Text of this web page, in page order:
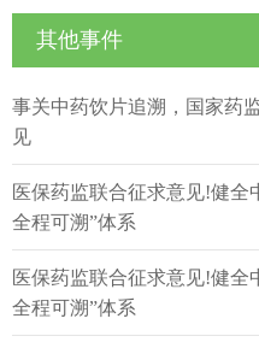
生产企业均应当对相关物
开展留样及持续稳定性考
查要求。 对于生产过程中
重大变更获批实施后生产
的留样和稳定性考察工作
的第三方机构开展，委托
第三方机构相关工作的管理
在同一集团内执行统
生产药品的，或者受托生产
产、检验全过程数据，并
加强留样和稳定性考察工
的，持有人和受托生产企
者对相关制剂产品开展留
药品质量追溯和调查要求。
的相关批次产品、重大变
产品，委托双方均应当对
定性考察。在同一集团内
间委托生产药品的，或者
录生产、检验全过程数据
换的，可由持有人或者受
稳定性考察。
其他事件
事关中药饮片追溯，国家药
见
医保药监联合征求意见!健全
全程可溯”体系
医保药监联合征求意见!健全
全程可溯”体系